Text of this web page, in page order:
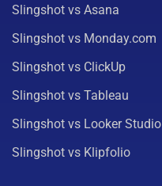
Slingshot vs Asana
Slingshot vs Monday.com
Slingshot vs ClickUp
Slingshot vs Tableau
Slingshot vs Looker Studio
Slingshot vs Klipfolio